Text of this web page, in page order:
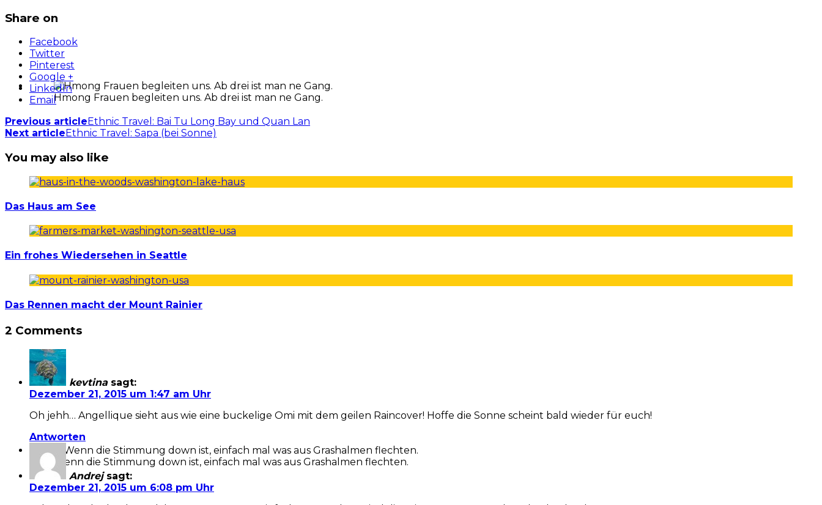
Hmong Frauen begleiten uns. Ab drei ist man ne Gang.
Wenn die Stimmung down ist, einfach mal was aus Grashalmen flechten.
Share on
Facebook
Twitter
Pinterest
Google +
LinkedIn
Email
Previous article Ethnic Travel: Bai Tu Long Bay und Quan Lan
Next article Ethnic Travel: Sapa (bei Sonne)
You may also like
Das Haus am See
Ein frohes Wiedersehen in Seattle
Das Rennen macht der Mount Rainier
2 Comments
kevtina sagt:
Dezember 21, 2015 um 1:47 am Uhr
Oh jehh… Angellique sieht aus wie eine buckelige Omi mit dem geilen Raincover! Hoffe die Sonne scheint bald wieder für euch!
Antworten
Andrej sagt:
Dezember 21, 2015 um 6:08 pm Uhr